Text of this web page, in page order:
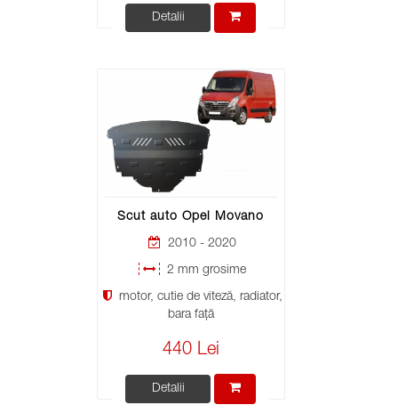
Detalii
Scut auto Opel Movano
2010 - 2020
2 mm grosime
motor, cutie de viteză, radiator,
bara față
440 Lei
Detalii